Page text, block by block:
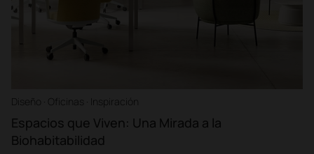
Diseño · Oficinas · Inspiración
Espacios que Viven: Una Mirada a la
Biohabitabilidad